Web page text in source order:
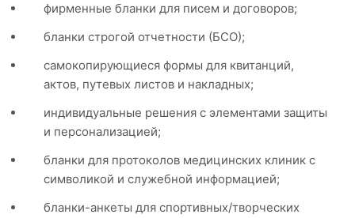
фирменные бланки для писем и договоров;
бланки строгой отчетности (БСО);
самокопирующиеся формы для квитанций,
актов, путевых листов и накладных;
индивидуальные решения с элементами защиты
и персонализацией;
бланки для протоколов медицинских клиник с
символикой и служебной информацией;
бланки-анкеты для спортивных/творческих